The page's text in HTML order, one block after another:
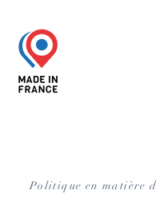
Politique en matière